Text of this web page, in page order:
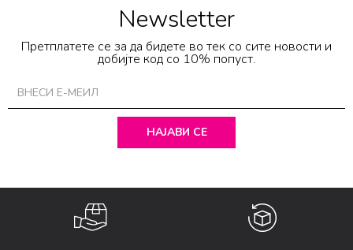
Newsletter
Претплатете се за да бидете во тек со сите новости и
добијте код со 10% попуст.
НАЈАВИ СЕ